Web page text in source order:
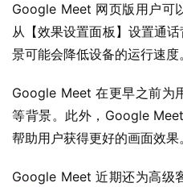
1
0
C
软
件
安
Google Meet 网页版用户可
从【效果设置面板】设置通
景可能会降低设备的运行速度。
Google Meet 在更早之前为
等背景。此外，Google
帮助用户获得更好的画面效果。
Google Meet 近期还为高级